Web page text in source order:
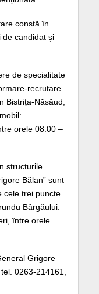
constă în
candidat și
de specialitate
recrutare
Bistrița-Năsăud,
orele 08:00 –
structurile
Bălan” sunt
cele trei puncte
Bârgăului.
între orele
Grigore
0263-214161,